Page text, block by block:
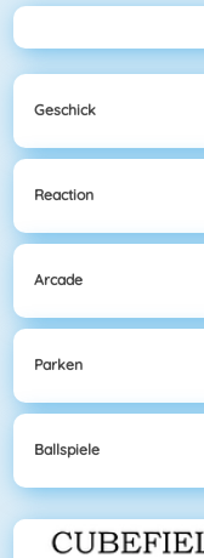
Geschick
Reaction
Arcade
Parken
Ballspiele